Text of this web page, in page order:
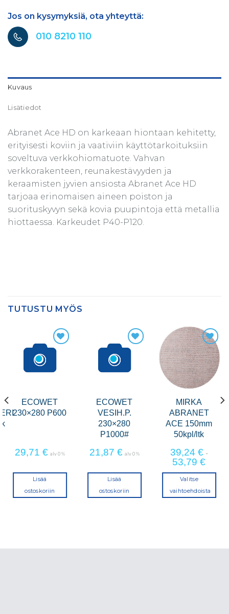
Jos on kysymyksiä, ota yhteyttä:
010 8210 110
Kuvaus
Lisätiedot
Abranet Ace HD on karkeaan hiontaan kehitetty,
erityisesti koviin ja vaativiin käyttötarkoituksiin
soveltuva verkkohiomatuote. Vahvan
verkkorakenteen, reunakestävyyden ja
keraamisten jyvien ansiosta Abranet Ace HD
tarjoaa erinomaisen aineen poiston ja
suorituskyvyn sekä kovia puupintoja että metallia
hiottaessa. Karkeudet P40-P120.
TUTUSTU MYÖS
ECOWET
230×280 P600
29,71 € alv 0 %
Lisää
ostoskoriin
ECOWET
VESIH.P.
230×280
P1000#
21,87 € alv 0 %
Lisää
ostoskoriin
MIRKA
ABRANET
ACE 150mm
50kpl/ltk
39,24 €-
53,79€
Valitse
vaihtoehdoista